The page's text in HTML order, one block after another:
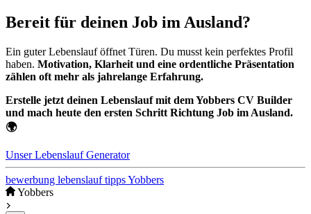
Bereit für deinen Job im Ausland?
Ein guter Lebenslauf öffnet Türen. Du musst kein perfektes Profil
haben. Motivation, Klarheit und eine ordentliche Präsentation
zählen oft mehr als jahrelange Erfahrung.
Erstelle jetzt deinen Lebenslauf mit dem Yobbers CV Builder
und mach heute den ersten Schritt Richtung Job im Ausland.
🌍
Unser Lebenslauf Generator
bewerbung lebenslauftippsYobbers
Yobbers